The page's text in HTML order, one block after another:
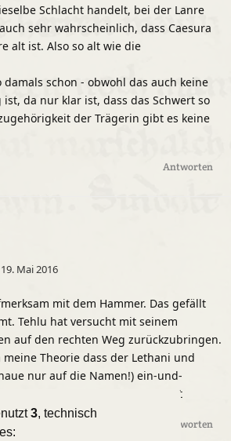
3, technisch
Schlacht handelt, bei der Lanre
sehr wahrscheinlich, dass Caesura
alt ist. Also so alt wie die
damals schon - obwohl das auch keine
da nur klar ist, dass das Schwert so
der Trägerin gibt es keine
Antworten
19. Mai 2016
mit dem Hammer. Das gefällt
Tehlu hat versucht mit seinem
auf den rechten Weg zurückzubringen.
Theorie dass der Lethani und
nur auf die Namen!) ein-und-
aber aus den Fugen geraten ist
Antworten